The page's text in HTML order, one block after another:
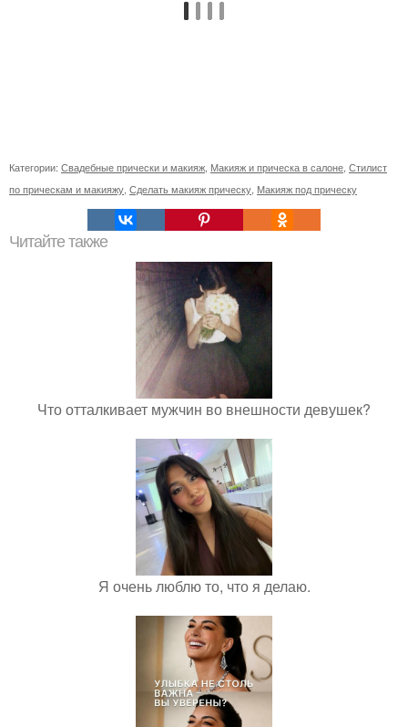
Категории: Свадебные прически и макияж Макияж и прическа в салоне Стилист
по прическам и макияжу Сделать макияж прическу Макияж под прическу
Читайте также
Что отталкивает мужчин во внешности девушек?
Я очень люблю то, что я делаю.